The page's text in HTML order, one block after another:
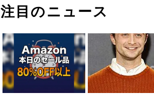
注目のニュース